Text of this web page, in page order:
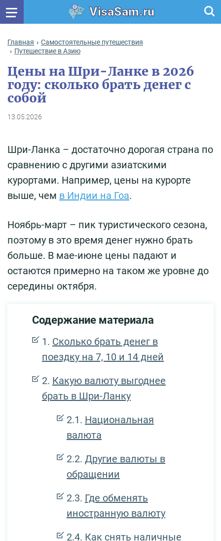
VisaSam.ru
Главная
Самостоятельные путешествия
Путешествие в Азию
Цены на Шри-Ланке в 2026
году: сколько брать денег с
собой
13.05.2026
Шри-Ланка – достаточно дорогая страна по
сравнению с другими азиатскими
курортами. Например, цены на курорте
выше, чем в Индии на Гоа.
Ноябрь-март – пик туристического сезона,
поэтому в это время денег нужно брать
больше. В мае-июне цены падают и
остаются примерно на таком же уровне до
середины октября.
Содержание материала
Сколько брать денег в
поездку на 7, 10 и 14 дней
Какую валюту выгоднее
брать в Шри-Ланку
Национальная
валюта
Другие валюты в
обращении
Где обменять
иностранную валюту
Как снять наличные